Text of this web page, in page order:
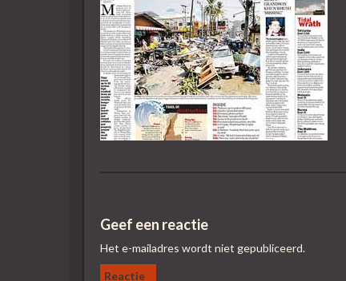
Geef een reactie
Het e-mailadres wordt niet gepubliceerd.
Reactie